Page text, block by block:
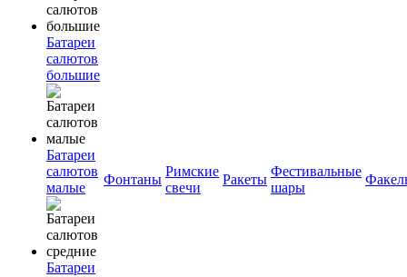
Батареи
салютов
большие
Батареи
салютов
малые
Батареи
Фонтаны
Римские
свечи
Ракеты
Фестивальные
шары